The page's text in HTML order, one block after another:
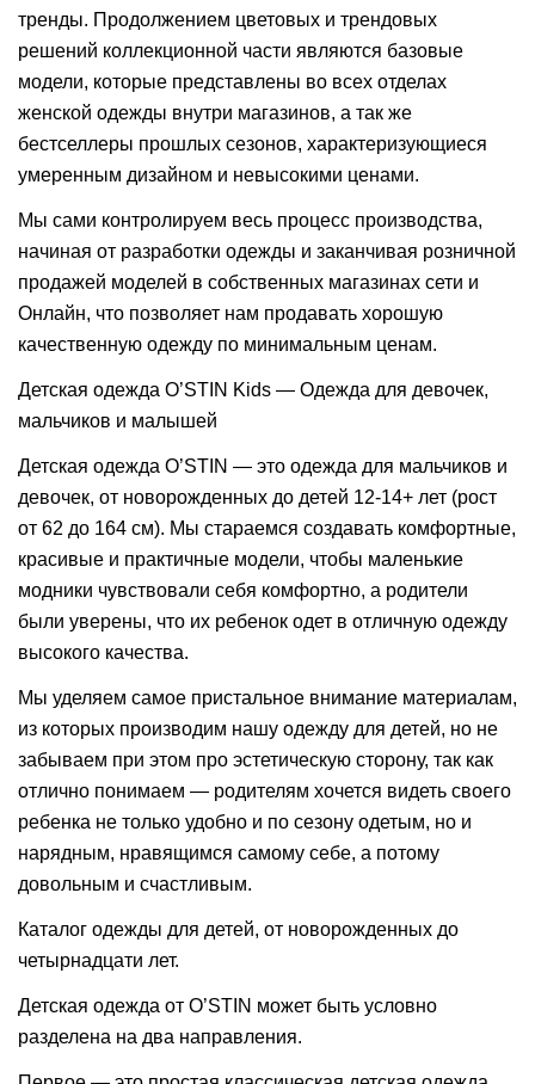
тренды. Продолжением цветовых и трендовых
решений коллекционной части являются базовые
модели, которые представлены во всех отделах
женской одежды внутри магазинов, а так же
бестселлеры прошлых сезонов, характеризующиеся
умеренным дизайном и невысокими ценами.
Мы сами контролируем весь процесс производства,
начиная от разработки одежды и заканчивая розничной
продажей моделей в собственных магазинах сети и
Онлайн, что позволяет нам продавать хорошую
качественную одежду по минимальным ценам.
Детская одежда O’STIN Kids — Одежда для девочек,
мальчиков и малышей
Детская одежда O’STIN — это одежда для мальчиков и
девочек, от новорожденных до детей 12-14+ лет (рост
от 62 до 164 см). Мы стараемся создавать комфортные,
красивые и практичные модели, чтобы маленькие
модники чувствовали себя комфортно, а родители
были уверены, что их ребенок одет в отличную одежду
высокого качества.
Мы уделяем самое пристальное внимание материалам,
из которых производим нашу одежду для детей, но не
забываем при этом про эстетическую сторону, так как
отлично понимаем — родителям хочется видеть своего
ребенка не только удобно и по сезону одетым, но и
нарядным, нравящимся самому себе, а потому
довольным и счастливым.
Каталог одежды для детей, от новорожденных до
четырнадцати лет.
Детская одежда от O’STIN может быть условно
разделена на два направления.